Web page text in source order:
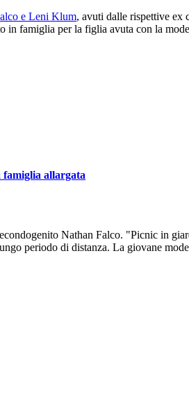
e Leni Klum, avuti dalle rispettive ex
in famiglia per la figlia avuta con la
famiglia allargata
Nathan Falco. "Picnic in
periodo di distanza. La giovane